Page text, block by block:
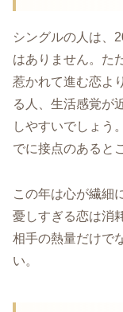
シングルの人は、
はありません。た
惹かれて進む恋よ
る人、生活感覚が
しやすいでしょう
でに接点のあると
この年は心が繊細
憂しすぎる恋は消
相手の熱量だけで
い。